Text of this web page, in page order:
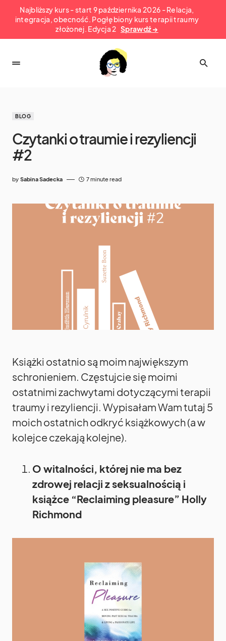
Najbliższy kurs - start 9 października 2026 - Relacja,
integracja, obecność. Pogłębiony kurs terapii traumy
złożonej. Edycja 2 Sprawdź →
BLOG
Czytanki o traumie i rezyliencji
#2
by Sabina Sadecka 7 minute read
Książki ostatnio są moim największym
schronieniem. Częstujcie się moimi
ostatnimi zachwytami dotyczącymi terapii
traumy i rezyliencji. Wypisałam Wam tutaj 5
moich ostatnich odkryć książkowych (a w
kolejce czekają kolejne).
O witalności, której nie ma bez
zdrowej relacji z seksualnością i
książce “Reclaiming pleasure” Holly
Richmond